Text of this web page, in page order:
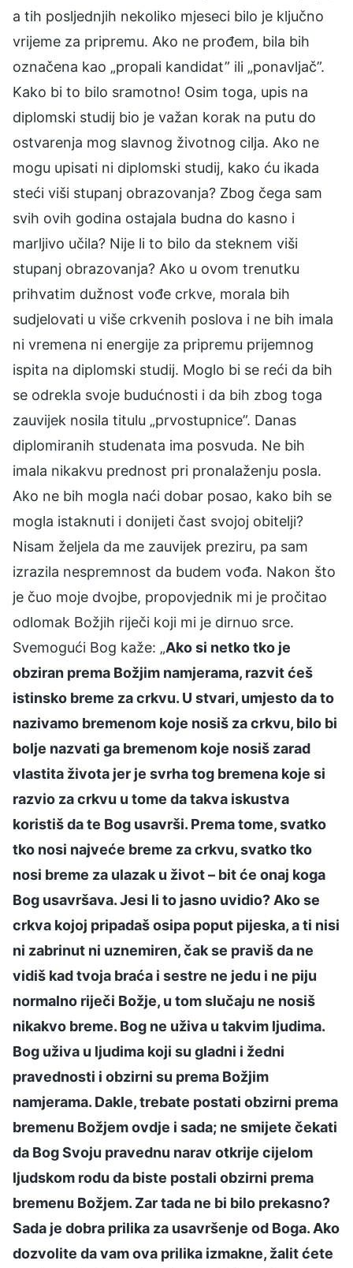
a tih posljednjih nekoliko mjeseci bilo je ključno
vrijeme za pripremu. Ako ne prođem, bila bih
označena kao „propali kandidat” ili „ponavljač”.
Kako bi to bilo sramotno! Osim toga, upis na
diplomski studij bio je važan korak na putu do
ostvarenja mog slavnog životnog cilja. Ako ne
mogu upisati ni diplomski studij, kako ću ikada
steći viši stupanj obrazovanja? Zbog čega sam
svih ovih godina ostajala budna do kasno i
marljivo učila? Nije li to bilo da steknem viši
stupanj obrazovanja? Ako u ovom trenutku
prihvatim dužnost vođe crkve, morala bih
sudjelovati u više crkvenih poslova i ne bih imala
ni vremena ni energije za pripremu prijemnog
ispita na diplomski studij. Moglo bi se reći da bih
se odrekla svoje budućnosti i da bih zbog toga
zauvijek nosila titulu „prvostupnice”. Danas
diplomiranih studenata ima posvuda. Ne bih
imala nikakvu prednost pri pronalaženju posla.
Ako ne bih mogla naći dobar posao, kako bih se
mogla istaknuti i donijeti čast svojoj obitelji?
Nisam željela da me zauvijek preziru, pa sam
izrazila nespremnost da budem vođa. Nakon što
je čuo moje dvojbe, propovjednik mi je pročitao
odlomak Božjih riječi koji mi je dirnuo srce.
Svemogući Bog kaže: „Ako si netko tko je
obziran prema Božjim namjerama, razvit ćeš
istinsko breme za crkvu. U stvari, umjesto da to
nazivamo bremenom koje nosiš za crkvu, bilo bi
bolje nazvati ga bremenom koje nosiš zarad
vlastita života jer je svrha tog bremena koje si
razvio za crkvu u tome da takva iskustva
koristiš da te Bog usavrši. Prema tome, svatko
tko nosi najveće breme za crkvu, svatko tko
nosi breme za ulazak u život – bit će onaj koga
Bog usavršava. Jesi li to jasno uvidio? Ako se
crkva kojoj pripadaš osipa poput pijeska, a ti nisi
ni zabrinut ni uznemiren, čak se praviš da ne
vidiš kad tvoja braća i sestre ne jedu i ne piju
normalno riječi Božje, u tom slučaju ne nosiš
nikakvo breme. Bog ne uživa u takvim ljudima.
Bog uživa u ljudima koji su gladni i žedni
pravednosti i obzirni su prema Božjim
namjerama. Dakle, trebate postati obzirni prema
bremenu Božjem ovdje i sada; ne smijete čekati
da Bog Svoju pravednu narav otkrije cijelom
ljudskom rodu da biste postali obzirni prema
bremenu Božjem. Zar tada ne bi bilo prekasno?
Sada je dobra prilika za usavršenje od Boga. Ako
dozvolite da vam ova prilika izmakne, žalit ćete